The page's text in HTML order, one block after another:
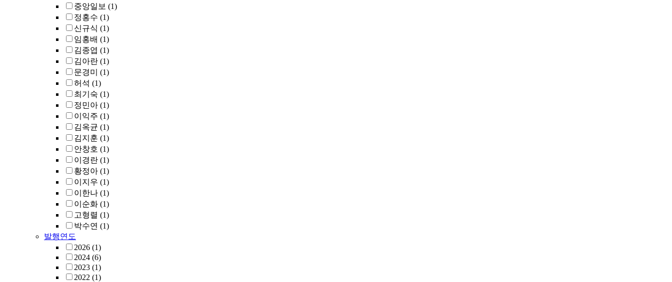
중앙일보 (1)
정홍수 (1)
신규식 (1)
임홍배 (1)
김종엽 (1)
김아란 (1)
문경미
(1)
허석 (1)
최기숙 (1)
정민아 (1)
이익주 (1)
김옥균 (1)
김지훈 (1)
안창호 (1)
이경란 (1)
황정아 (1)
이지우 (1)
이한나 (1)
이순화 (1)
고형렬 (1)
박수연 (1)
발행연도
2026 (1)
2024 (6)
2023 (1)
2022 (1)